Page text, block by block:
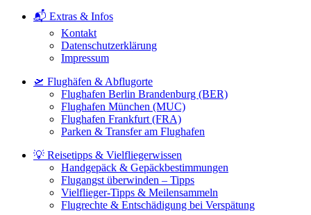
📬 Extras & Infos
Kontakt
Datenschutzerklärung
Impressum
🛫 Flughäfen & Abflugorte
Flughafen Berlin Brandenburg (BER)
Flughafen München (MUC)
Flughafen Frankfurt (FRA)
Parken & Transfer am Flughafen
💡 Reisetipps & Vielfliegerwissen
Handgepäck & Gepäckbestimmungen
Flugangst überwinden – Tipps
Vielflieger-Tipps & Meilensammeln
Flugrechte & Entschädigung bei Verspätung